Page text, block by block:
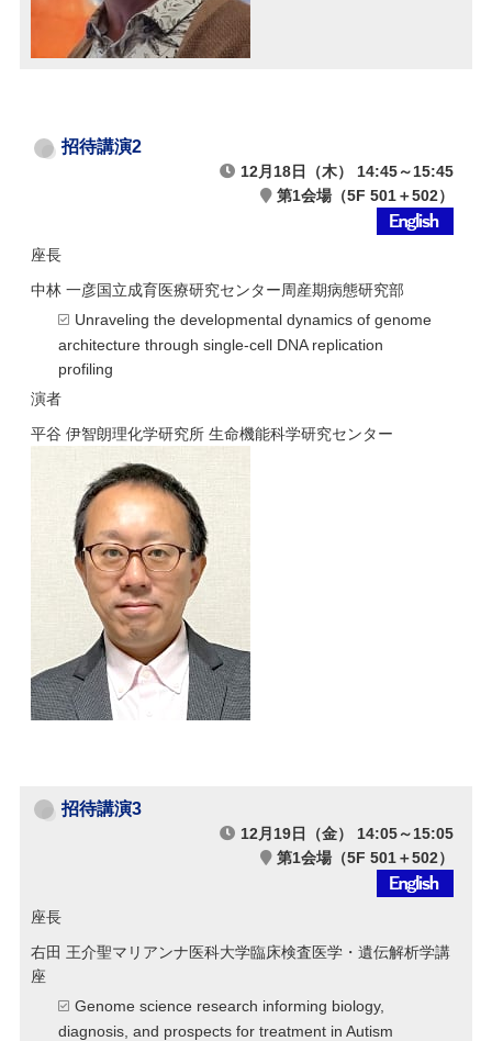
招待講演2
12月18日（木） 14:45～15:45
第1会場（5F 501＋502）
座長
中林 一彦国立成育医療研究センター周産期病態研究部
Unraveling the developmental dynamics of genome
architecture through single-cell DNA replication
profiling
演者
平谷 伊智朗理化学研究所 生命機能科学研究センター
招待講演3
12月19日（金） 14:05～15:05
第1会場（5F 501＋502）
座長
右田 王介聖マリアンナ医科大学臨床検査医学・遺伝解析学講
座
Genome science research informing biology,
diagnosis, and prospects for treatment in Autism